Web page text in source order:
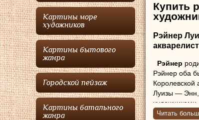
Картины море
художников
Картины бытового
жанра
Городской пейзаж
Картины батального
жанра
Купить
Рэйнер
Рэйнер
Рэйнер оба
Королевской
Луизы — Энн,
году.
Читать